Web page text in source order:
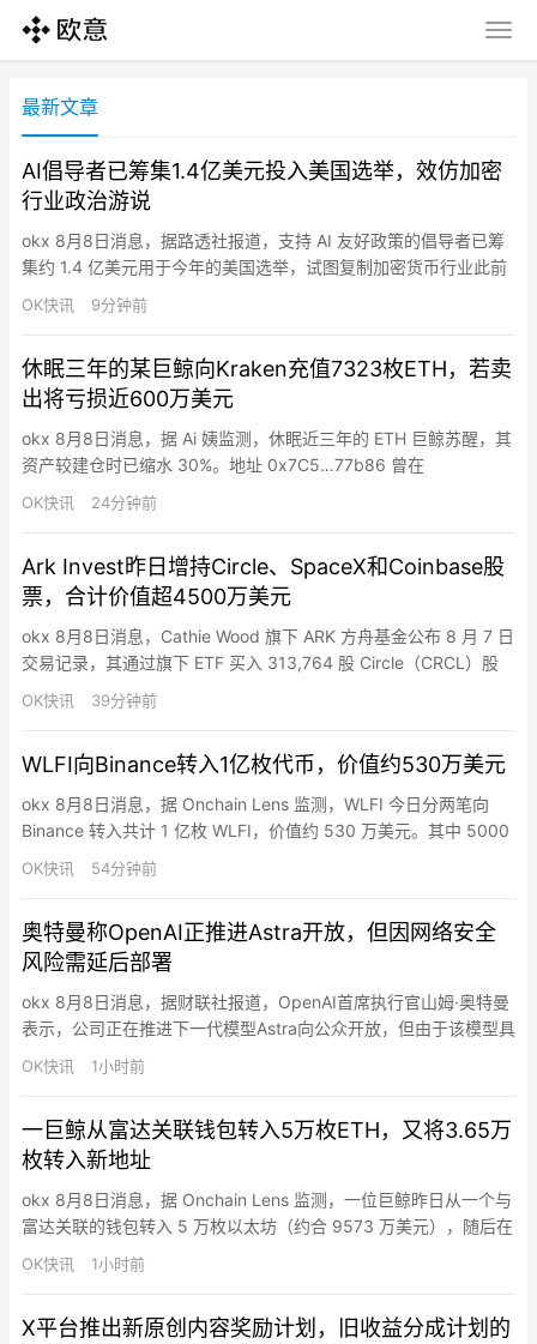
最新文章
AI倡导者已筹集1.4亿美元投入美国选举，效仿加密
行业政治游说
okx 8月8日消息，据路透社报道，支持 AI 友好政策的倡导者已筹
集约 1.4 亿美元用于今年的美国选举，试图复制加密货币行业此前
的政治成功模式。在上届美国大选中，数字货币倡导者投入 2 亿美
元的竞选资金获得了丰厚的回报：国会迅速通过了稳定币立法，并
“Leading the Future”主要资金来…
OK快讯 9分钟前
休眠三年的某巨鲸向Kraken充值7323枚ETH，若卖
出将亏损近600万美元
okx 8月8日消息，据 Ai 姨监测，休眠近三年的 ETH 巨鲸苏醒，其
资产较建仓时已缩水 30%。地址 0x7C5…77b86 曾在
2022.02.15-03.21 期间以均价 2723.2 美元提出 23834.17 枚
ETH，价值 6490 万美元，随后质押进了 Rocket Pool。10 小时前
OK快讯 24分钟前
Ark Invest昨日增持Circle、SpaceX和Coinbase股
票，合计价值超4500万美元
okx 8月8日消息，Cathie Wood 旗下 ARK 方舟基金公布 8 月 7 日
交易记录，其通过旗下 ETF 买入 313,764 股 Circle（CRCL）股
票，按 66.67 美元价格计算，买入价值约 2092 万美元；买入
114,815 股 SpaceX（SPCX）股票，按 133.1 美元价格计算，价
OK快讯 39分钟前
WLFI向Binance转入1亿枚代币，价值约530万美元
okx 8月8日消息，据 Onchain Lens 监测，WLFI 今日分两笔向
Binance 转入共计 1 亿枚 WLFI，价值约 530 万美元。其中 5000
万枚 WLFI 经一个新地址中转后转入 Binance，另有 5000 万枚
WLFI 直接转入 Binance。
OK快讯 54分钟前
奥特曼称OpenAI正推进Astra开放，但因网络安全
风险需延后部署
okx 8月8日消息，据财联社报道，OpenAI首席执行官山姆·奥特曼
表示，公司正在推进下一代模型Astra向公众开放，但由于该模型具
备较强网络安全能力，需要“多一点时间”确保安全部署。他表示，
OpenAI并不认为将强大模型限制给少数用户是正确策略，希望
公司希望在确保安全的前提下尽快向更多…
OK快讯 1小时前
一巨鲸从富达关联钱包转入5万枚ETH，又将3.65万
枚转入新地址
okx 8月8日消息，据 Onchain Lens 监测，一位巨鲸昨日从一个与
富达关联的钱包转入 5 万枚以太坊（约合 9573 万美元），随后在
3 小时前将其中 3.653 万枚以太坊（约合 6994 万美元）转移到
另一个地址。根据该巨鲸之前的交易模式，这些资金之后可能会被
OK快讯 1小时前
X平台推出新原创内容奖励计划，旧收益分成计划的